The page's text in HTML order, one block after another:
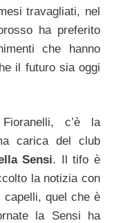
travagliati, nel
ha preferito
che hanno
il futuro sia oggi
c’è la
carica del club
Sensi. Il tifo è
la notizia con
capelli, quel che è
la Sensi ha